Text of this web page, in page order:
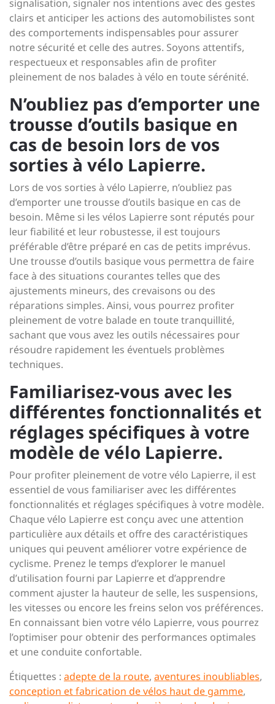
signalisation, signaler nos intentions avec des gestes
clairs et anticiper les actions des automobilistes sont
des comportements indispensables pour assurer
notre sécurité et celle des autres. Soyons attentifs,
respectueux et responsables afin de profiter
pleinement de nos balades à vélo en toute sérénité.
N’oubliez pas d’emporter une
trousse d’outils basique en
cas de besoin lors de vos
sorties à vélo Lapierre.
Lors de vos sorties à vélo Lapierre, n’oubliez pas
d’emporter une trousse d’outils basique en cas de
besoin. Même si les vélos Lapierre sont réputés pour
leur fiabilité et leur robustesse, il est toujours
préférable d’être préparé en cas de petits imprévus.
Une trousse d’outils basique vous permettra de faire
face à des situations courantes telles que des
ajustements mineurs, des crevaisons ou des
réparations simples. Ainsi, vous pourrez profiter
pleinement de votre balade en toute tranquillité,
sachant que vous avez les outils nécessaires pour
résoudre rapidement les éventuels problèmes
techniques.
Familiarisez-vous avec les
différentes fonctionnalités et
réglages spécifiques à votre
modèle de vélo Lapierre.
Pour profiter pleinement de votre vélo Lapierre, il est
essentiel de vous familiariser avec les différentes
fonctionnalités et réglages spécifiques à votre modèle.
Chaque vélo Lapierre est conçu avec une attention
particulière aux détails et offre des caractéristiques
uniques qui peuvent améliorer votre expérience de
cyclisme. Prenez le temps d’explorer le manuel
d’utilisation fourni par Lapierre et d’apprendre
comment ajuster la hauteur de selle, les suspensions,
les vitesses ou encore les freins selon vos préférences.
En connaissant bien votre vélo Lapierre, vous pourrez
l’optimiser pour obtenir des performances optimales
et une conduite confortable.
Étiquettes : adepte de la route, aventures inoubliables,
conception et fabrication de vélos haut de gamme,